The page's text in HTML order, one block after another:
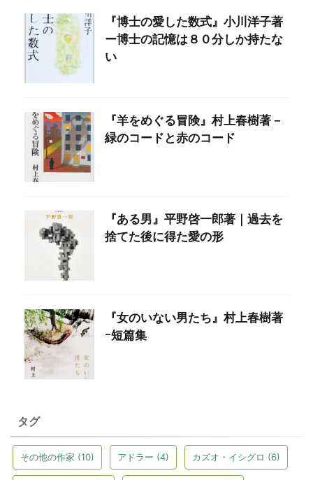
『博士の愛した数式』小川洋子著
ー博士の記憶は８０分しか持たな
い
『羊をめぐる冒険』村上春樹著－
緑のコードと赤のコード
『ある男』平野啓一郎著｜過去を
捨てた後に得た愛の形
『女のいない男たち』村上春樹著
ｰ短篇集
タグ
その他の作家 (10) アドラー (4) カズオ・イシグロ (6)